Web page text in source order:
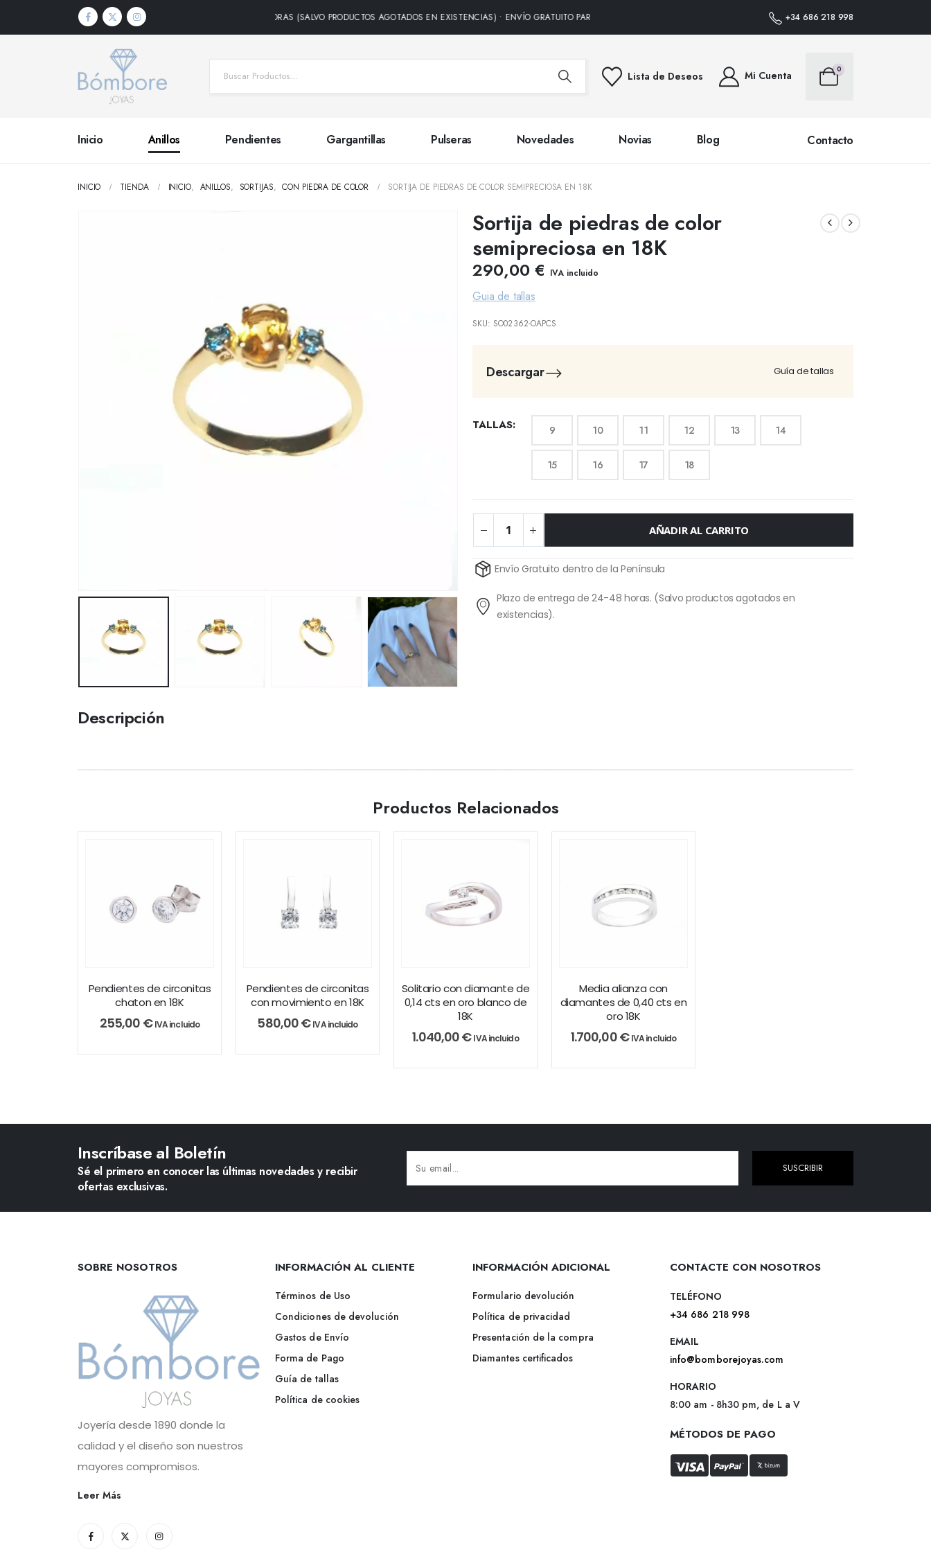
DENTRO DE PENÍNSULA • PLAZO DE ENTREGA 24/48 HORAS (SALVO PRODUCTOS AGOTADOS EN EXISTENCIAS) • ENVÍO GRATUITO PARA TODOS LOS PEDIDOS DENTRO DE PENÍNSULA • PLAZO DE ENTREGA 24/48 HORAS
+34 686 218 998
Lista de Deseos Mi Cuenta 0
Inicio Anillos Pendientes Gargantillas Pulseras Novedades Novias Blog Contacto
INICIO TIENDA INICIO, ANILLOS, SORTIJAS, CON PIEDRA DE COLOR SORTIJA DE PIEDRAS DE COLOR SEMIPRECIOSA EN 18K
Sortija de piedras de color
semipreciosa en 18K
290,00 € IVA incluido
Guia de tallas
SKU: SO02362-OAPCS
Descargar Guía de tallas
TALLAS 9 10 11 12 13 14
15 16 17 18
AÑADIR AL CARRITO
Alternative:
Envío Gratuito dentro de la Península
Plazo de entrega de 24-48 horas. (Salvo productos agotados en
existencias).
Descripción
Productos Relacionados
Pendientes de circonitas
chaton en 18K
255,00 € IVA incluido
Pendientes de circonitas
con movimiento en 18K
580,00€ IVA incluido
Solitario con diamante de
0,14 cts en oro blanco de
18K
1.040,00€ IVA incluido
Media alianza con
diamantes de 0,40 cts en
oro 18K
1.700,00€ IVA incluido
Inscríbase al Boletín
Sé el primero en conocer las últimas novedades y recibir
ofertas exclusivas.
SUSCRIBIR
SOBRE NOSOTROS
Joyería desde 1890 donde la
calidad y el diseño son nuestros
mayores compromisos.
Leer Más
INFORMACIÓN AL CLIENTE
Términos de Uso
Condiciones de devolución
Gastos de Envío
Forma de Pago
Guía de tallas
Política de cookies
INFORMACIÓN ADICIONAL
Formulario devolución
Política de privacidad
Presentación de la compra
Diamantes certificados
CONTACTE CON NOSOTROS
TELÉFONO
+34 686 218 998
EMAIL
info@bomborejoyas.com
HORARIO
8:00 am - 8h30 pm, de L a V
MÉTODOS DE PAGO